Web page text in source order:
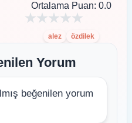
Ortalama Puan: 0.0
alez özdilek
Yorum
beğenilen yorum